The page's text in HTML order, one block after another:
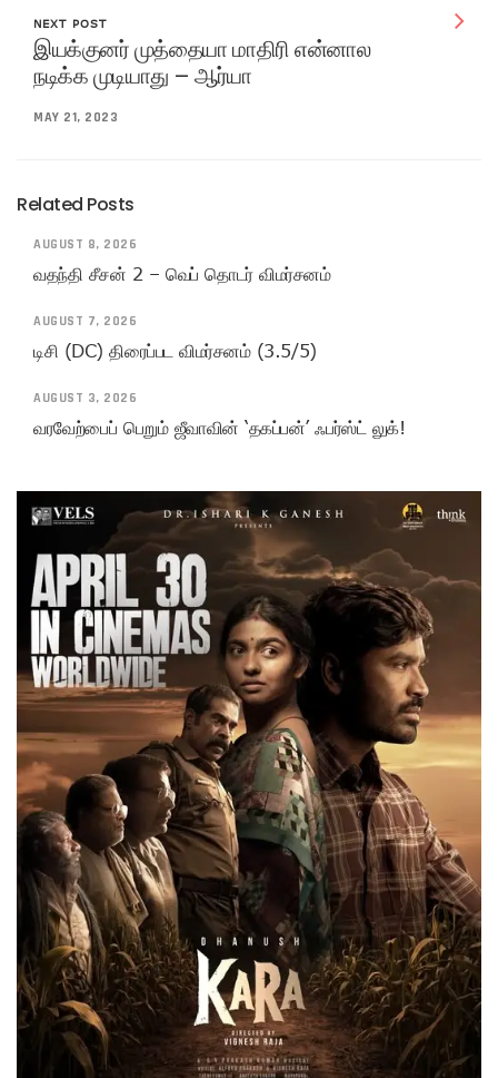
NEXT POST
இயக்குனர் முத்தையா மாதிரி என்னால
நடிக்க முடியாது – ஆர்யா
MAY 21, 2023
Related Posts
AUGUST 8, 2026
வதந்தி சீசன் 2 – வெப் தொடர் விமர்சனம்
AUGUST 7, 2026
டிசி (DC) திரைப்பட விமர்சனம் (3.5/5)
AUGUST 3, 2026
வரவேற்பைப் பெறும் ஜீவாவின் ‘தகப்பன்’ ஃபர்ஸ்ட் லுக்!